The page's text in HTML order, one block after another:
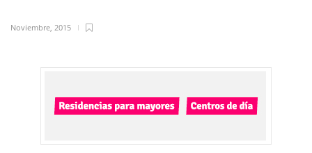
Noviembre, 2015